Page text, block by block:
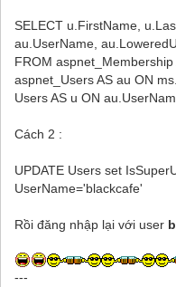
SELECT u.FirstName,
au.UserName,
FROM aspnet_Membership
aspnet_Users AS au ON
Users AS u ON
Cách 2 :
UPDATE Users set
UserName='blackcafe'
Rồi đăng nhập lại với user
---